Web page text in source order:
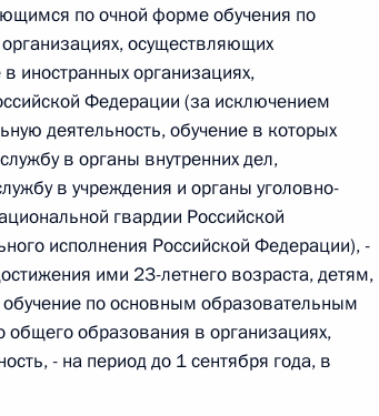
Российской Федерации и Кабинетом
представительств компетентных органов
Федерации и Киргизской Республике
ФЗ
транспорта Российской Федерации и статью 1
ФЗ
по очной форме обучения по
осуществляющих
иностранных организациях,
Федерации (за исключением
деятельность, обучение в которых
в органы внутренних дел,
в учреждения и органы уголовно-
гвардии Российской
исполнения Российской Федерации), -
ими 23-летнего возраста, детям,
по основным образовательным
образования в организациях,
- на период до 1 сентября года, в